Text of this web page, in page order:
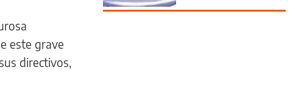
este grave
directivos,